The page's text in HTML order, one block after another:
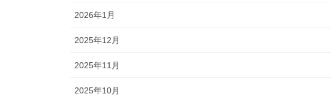
2026年1月
2025年12月
2025年11月
2025年10月